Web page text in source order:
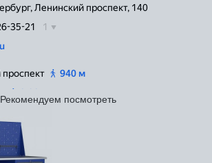
Рекомендуем посмотреть